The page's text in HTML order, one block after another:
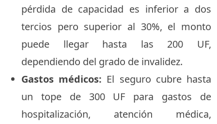
pérdida de capacidad es inferior a dos
tercios pero superior al 30%, el monto
puede llegar hasta las 200 UF,
dependiendo del grado de invalidez.
Gastos médicos: El seguro cubre hasta
un tope de 300 UF para gastos de
hospitalización, atención médica,